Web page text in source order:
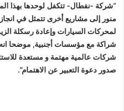
“شركة -نفطال- تتكفل لوحدها بهذا
منور إلى مشاريع أخرى تتمثل في
لمحركات السيارات وإعادة رسكلة
شراكة مع مؤسسات أجنبية, موضحا انه
شركات عالمية مهتمة و مستعدة
صدور دعوة التعبير عن الاهتمام”.